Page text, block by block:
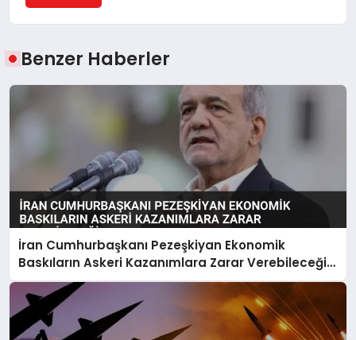
Benzer Haberler
İran Cumhurbaşkanı Pezeşkiyan Ekonomik
Baskıların Askeri Kazanımlara Zarar Verebileceği
Uyarısı Yaptı